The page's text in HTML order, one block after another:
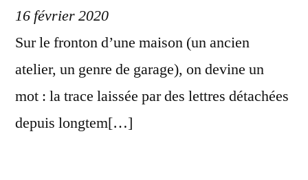
16 février 2020
Sur le fronton d’une maison (un ancien
atelier, un genre de garage), on devine un
mot : la trace laissée par des lettres détachées
depuis longtem[…]